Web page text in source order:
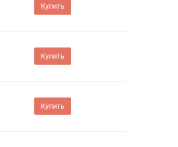
Купить
Купить
Купить